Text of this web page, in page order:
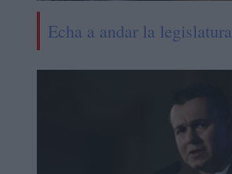
Echa a andar la legislatura